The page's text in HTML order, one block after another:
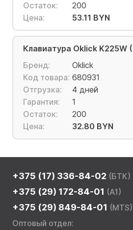
Остаток:
200
Цена:
53.11 BYN
Клавиатура Oklick K225W
Бренд:
Oklick
Код товара: 680931
Отгрузка:
4 дней
Гарантия:
1
Остаток:
200
Цена:
32.80 BYN
+375 (17) 336-84-02 (БТК)
+375 (29) 172-84-01 (A1)
+375 (29) 849-84-01 (MTS)
Оптовый отдел: